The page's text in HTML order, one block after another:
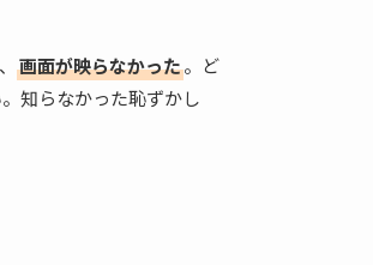
画面が映らなかった。ど
知らなかった恥ずかし